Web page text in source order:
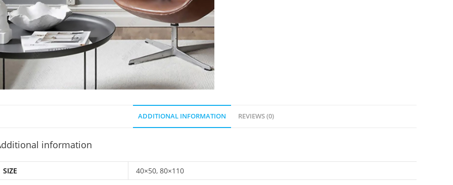
ADDITIONAL INFORMATION REVIEWS (0)
information
SIZE 40×50, 80×110